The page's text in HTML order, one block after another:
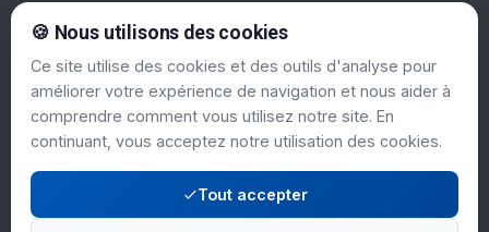
SUIVEZ-NOUS
🍪 Nous utilisons des cookies
Ce site utilise des cookies et des outils d'analyse pour
améliorer votre expérience de navigation et nous aider à
comprendre comment vous utilisez notre site. En
continuant, vous acceptez notre utilisation des cookies.
Tout accepter